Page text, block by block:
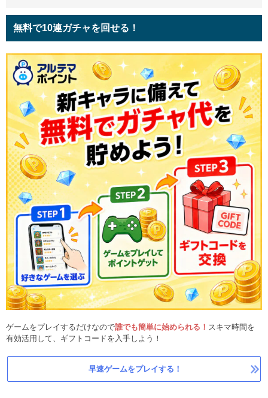
無料で10連ガチャを回せる！
ゲームをプレイするだけなので誰でも簡単に始められる！ スキマ時間を
有効活用して、ギフトコードを入手しよう！
早速ゲームをプレイする！